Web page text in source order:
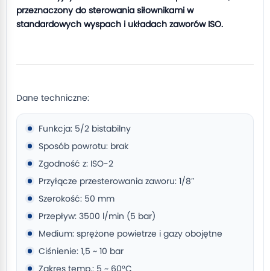
przeznaczony do sterowania siłownikami w
standardowych wyspach i układach zaworów ISO.
Dane techniczne:
Funkcja: 5/2 bistabilny
Sposób powrotu: brak
Zgodność z: ISO-2
Przyłącze przesterowania zaworu: 1/8″
Szerokość: 50 mm
Przepływ: 3500 l/min (5 bar)
Medium: sprężone powietrze i gazy obojętne
Ciśnienie: 1,5 ~ 10 bar
Zakres temp.: 5 ~ 60°C